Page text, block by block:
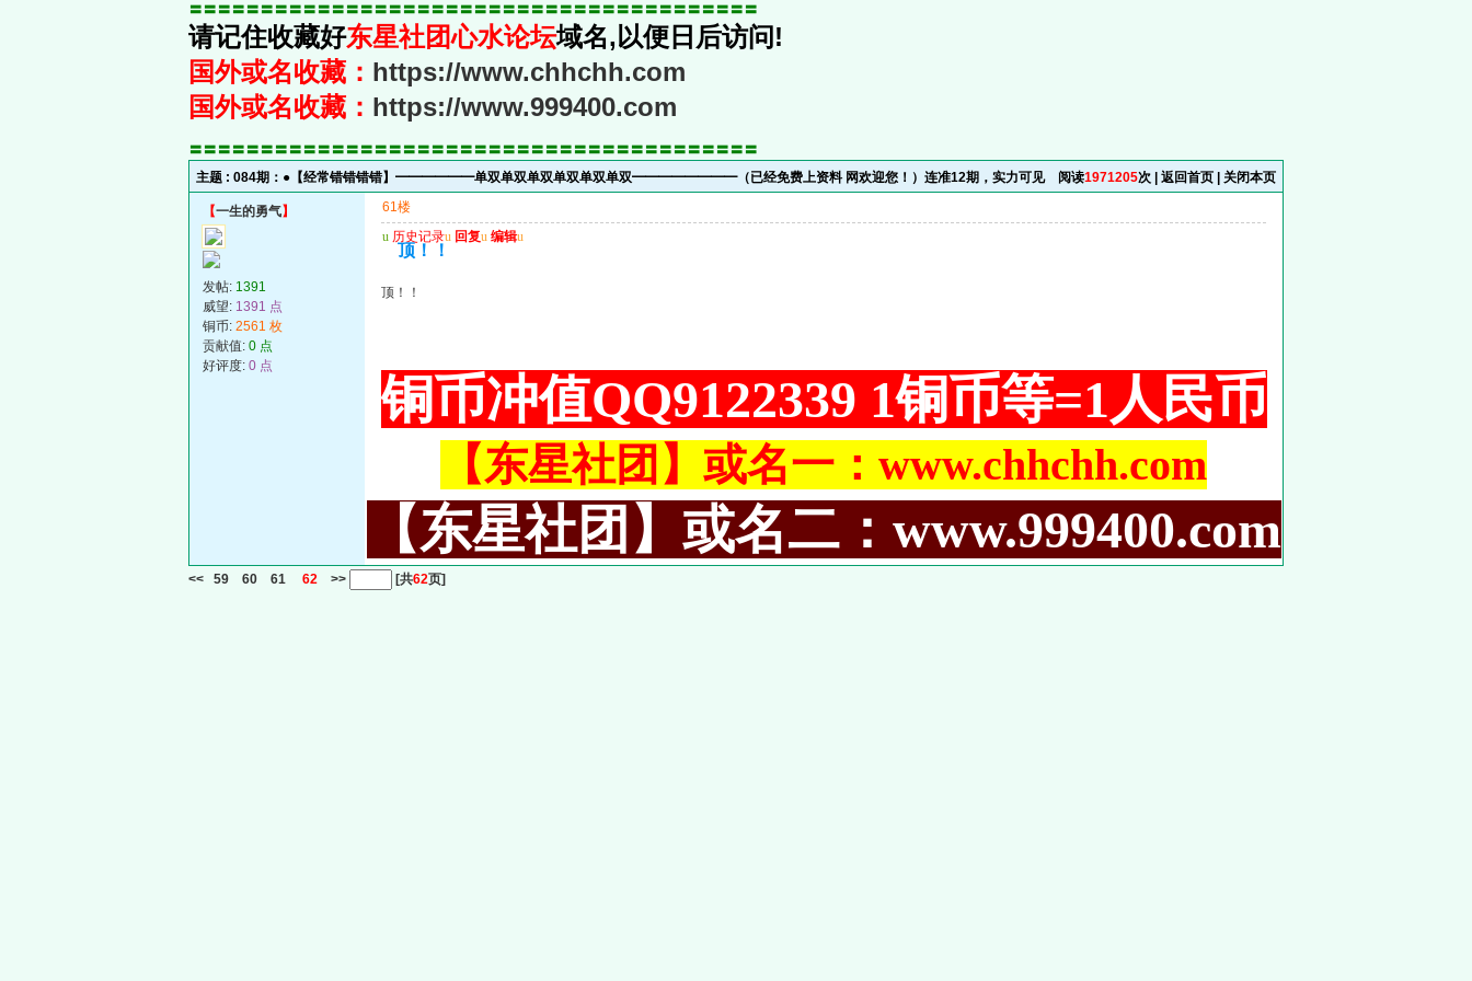
〓〓〓〓〓〓〓〓〓〓〓〓〓〓〓〓〓〓〓〓〓〓〓〓〓〓〓〓〓〓〓〓〓〓〓〓〓〓〓〓
请记住收藏好东星社团心水论坛域名,以便日后访问!
国外或名收藏： https://www.chhchh.com
国外或名收藏： https://www.999400.com
〓〓〓〓〓〓〓〓〓〓〓〓〓〓〓〓〓〓〓〓〓〓〓〓〓〓〓〓〓〓〓〓〓〓〓〓〓〓〓〓
主题 : 084期：●【经常错错错错】━━━━━━单双单双单双单双单双单双━━━━━━━━（已经免费上资料 网欢迎您！）连准12期，实力可见 阅读1971205次 | 返回首页 关闭本页
【一生的勇气】
发帖: 1391
威望: 1391 点
铜币: 2561 枚
贡献值: 0 点
好评度: 0 点
61楼
u 历史记录u 回复u 编辑u
顶！！
顶！！
铜币冲值QQ9122339 1铜币等=1人民币
【东星社团】或名一：www.chhchh.com
【东星社团】或名二：www.999400.com
<< 59 60 61 62 >> [共62页]